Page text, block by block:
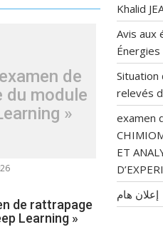
de
du module
»
de rattrapage
Learning »
Khalid
Avis aux
Énergies
relevés
examen
ET
إعلان هام